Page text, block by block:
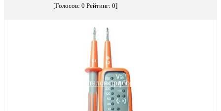
Каталог приборов
[Голосов: 0 Рейтинг: 0]